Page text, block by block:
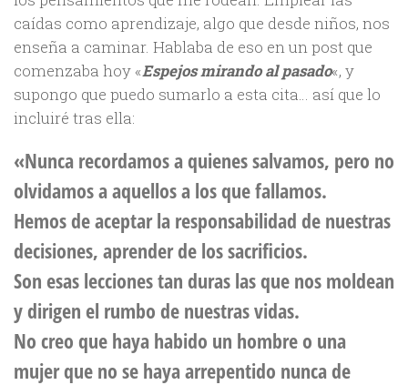
caídas como aprendizaje, algo que desde niños, nos
enseña a caminar. Hablaba de eso en un post que
comenzaba hoy «Espejos mirando al pasado«, y
supongo que puedo sumarlo a esta cita… así que lo
incluiré tras ella:
«Nunca recordamos a quienes salvamos, pero no
olvidamos a aquellos a los que fallamos.
Hemos de aceptar la responsabilidad de nuestras
decisiones, aprender de los sacrificios.
Son esas lecciones tan duras las que nos moldean
y dirigen el rumbo de nuestras vidas.
No creo que haya habido un hombre o una
mujer que no se haya arrepentido nunca de